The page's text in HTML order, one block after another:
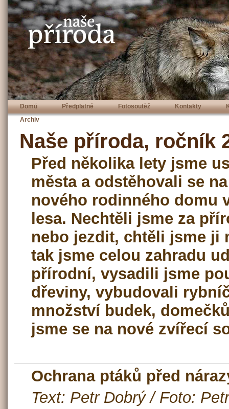
Domů Předplatné Fotosoutěž Kontakty
Archiv
Naše příroda, ročník
Před několika lety jsme
města a odstěhovali se
nového rodinného domu
lesa. Nechtěli jsme za
nebo jezdit, chtěli jsme ji
tak jsme celou zahradu
přírodní, vysadili jsme
dřeviny, vybudovali
množství budek,
jsme se na nové zvířecí
Ochrana ptáků před
Text: Petr Dobrý / Foto: